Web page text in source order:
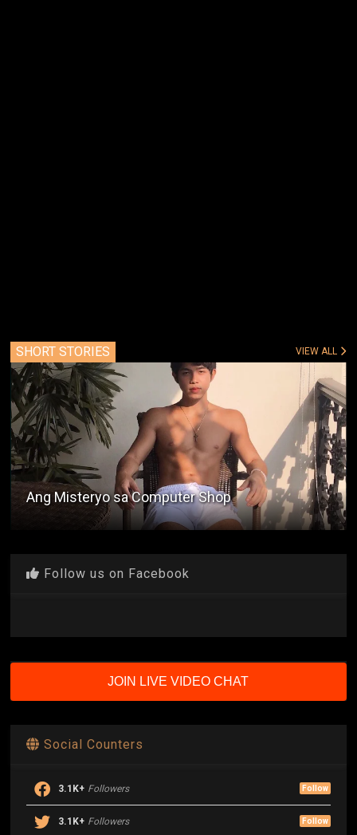
SHORT STORIES VIEW ALL
Ang Misteryo sa Computer Shop
Follow us on Facebook
JOIN LIVE VIDEO CHAT
Social Counters
3.1K+ Followers Follow
3.1K+ Followers Follow